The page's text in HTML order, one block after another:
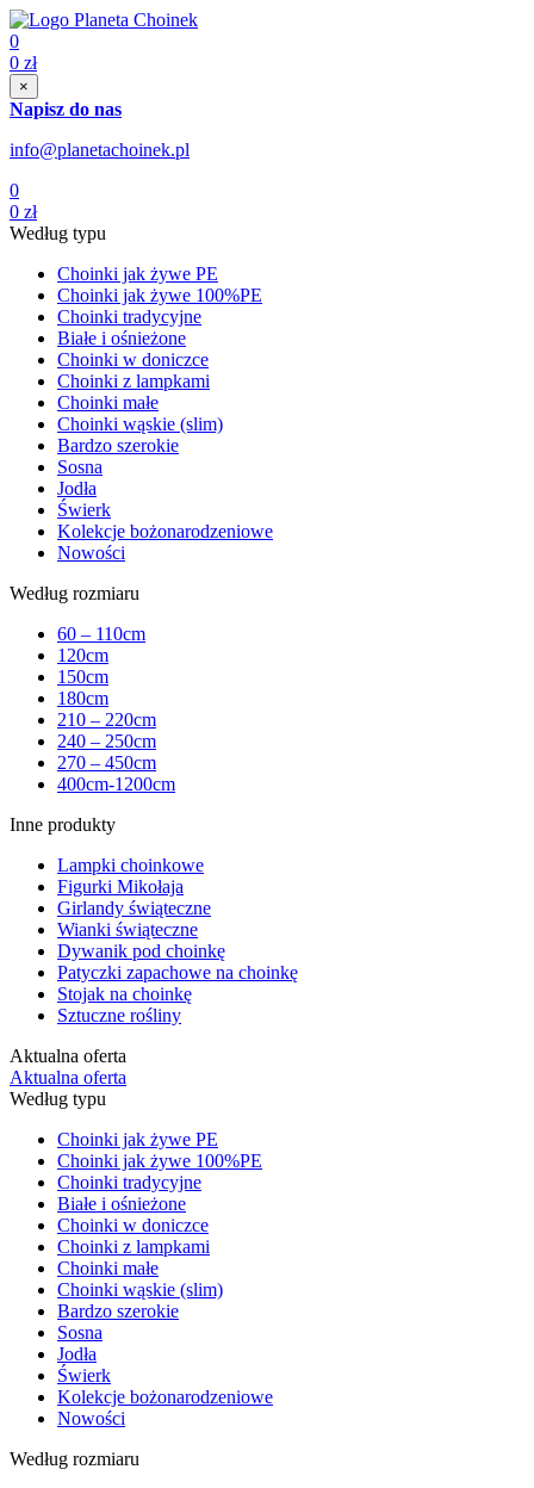
0
0 zł
×
Napisz do nas
info@planetachoinek.pl
0
0 zł
Według typu
Choinki jak żywe PE
Choinki jak żywe 100%PE
Choinki tradycyjne
Białe i ośnieżone
Choinki w doniczce
Choinki z lampkami
Choinki małe
Choinki wąskie (slim)
Bardzo szerokie
Sosna
Jodła
Świerk
Kolekcje bożonarodzeniowe
Nowości
Według rozmiaru
60 – 110cm
120cm
150cm
180cm
210 – 220cm
240 – 250cm
270 – 450cm
400cm-1200cm
Inne produkty
Lampki choinkowe
Figurki Mikołaja
Girlandy świąteczne
Wianki świąteczne
Dywanik pod choinkę
Patyczki zapachowe na choinkę
Stojak na choinkę
Sztuczne rośliny
Aktualna oferta
Aktualna oferta
Według typu
Choinki jak żywe PE
Choinki jak żywe 100%PE
Choinki tradycyjne
Białe i ośnieżone
Choinki w doniczce
Choinki z lampkami
Choinki małe
Choinki wąskie (slim)
Bardzo szerokie
Sosna
Jodła
Świerk
Kolekcje bożonarodzeniowe
Nowości
Według rozmiaru